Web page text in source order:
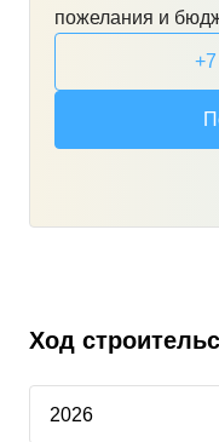
пожелания и
Ход
2026